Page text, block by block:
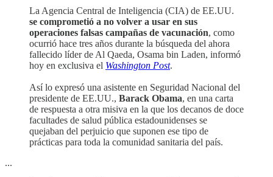
La Agencia Central de Inteligencia (CIA) de EE.UU.
se comprometió a no volver a usar en sus
operaciones falsas campañas de vacunación, como
ocurrió hace tres años durante la búsqueda del ahora
fallecido líder de Al Qaeda, Osama bin Laden, informó
hoy en exclusiva el Washington Post.
Así lo expresó una asistente en Seguridad Nacional del
presidente de EE.UU., Barack Obama, en una carta
de respuesta a otra misiva en la que los decanos de doce
facultades de salud pública estadounidenses se
quejaban del perjuicio que suponen ese tipo de
prácticas para toda la comunidad sanitaria del país.
...